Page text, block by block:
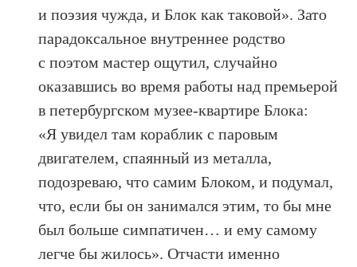
и поэзия чужда, и Блок как таковой». Зато
парадоксальное внутреннее родство
с поэтом мастер ощутил, случайно
оказавшись во время работы над премьерой
в петербургском музее-квартире Блока:
«Я увидел там кораблик с паровым
двигателем, спаянный из металла,
подозреваю, что самим Блоком, и подумал,
что, если бы он занимался этим, то бы мне
был больше симпатичен… и ему самому
легче бы жилось». Отчасти именно